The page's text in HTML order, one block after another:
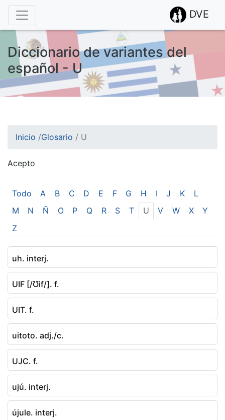
DVE
Diccionario de variantes del
español - U
Inicio /Glosario / U
Acepto
Todo A B C D E F G H I J K
L
M
N Ñ O P Q R S T U V W X
Y
Z
uh. interj.
UIF [/Ʊif/]. f.
UIT. f.
uitoto. adj./c.
UJC. f.
ujú. interj.
újule. interj.